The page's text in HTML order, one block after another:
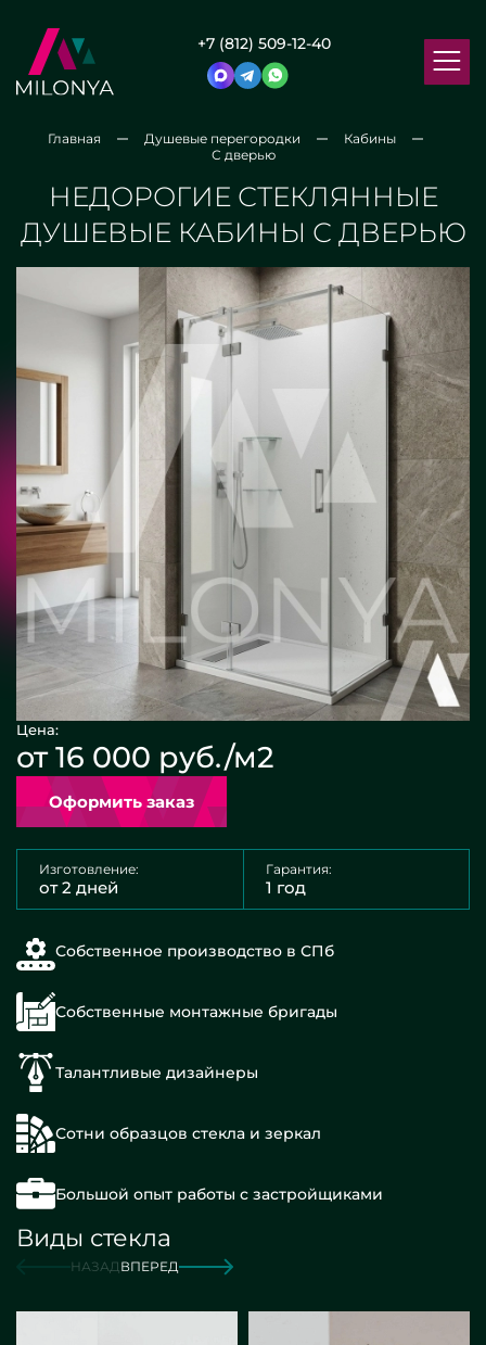
+7 (812) 509-12-40
Главная Душевые перегородки
Кабины
С дверью
НЕДОРОГИЕ СТЕКЛЯННЫЕ
ДУШЕВЫЕ КАБИНЫ С ДВЕРЬЮ
Цена:
от 16 000 руб./м2
Оформить заказ
Изготовление:
от 2 дней
Гарантия:
1 год
Собственное производство в СПб
Собственные монтажные бригады
Талантливые дизайнеры
Сотни образцов стекла и зеркал
Большой опыт работы с застройщиками
Виды стекла
НАЗАДВПЕРЕД